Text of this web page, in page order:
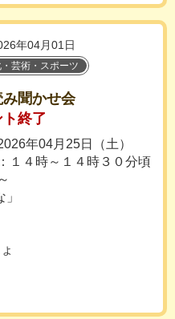
年04月01日
芸術・スポーツ
聞かせ会
終了
年04月25日（土）
１４時～１４時３０分頃